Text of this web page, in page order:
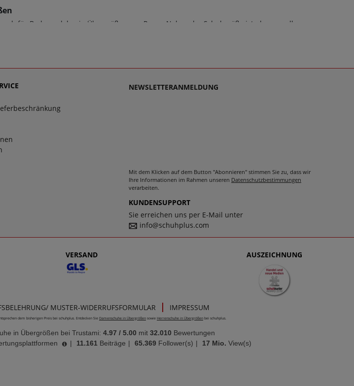
für Badesandalen in Übergrößen von Puma. Neben der Schuhgröße ist aber vor allem
NEWSLETTERANMELDUNG
Mit dem Klicken auf dem Button "Abonnieren" stimmen Sie zu, dass wir
Ihre Informationen im Rahmen unseren Datenschutzbestimmungen
verarbeiten.
KUNDENSUPPORT
Sie erreichen uns per E-Mail unter
info@schuhplus.com
VERSAND AUSZEICHNUNG
MUSTER-WIDERRUFSFORMULAR IMPRESSUM
dem bisherigen Preis bei schuhplus. Entdecken Sie Damenschuhe in Übergrößen sowie Herrenschuhe in Übergrößen bei schuhplus.
in Übergrößen bei Trustami: 4.97 / 5.00 mit 32.010 Bewertungen
| 11.161 Beiträge | 65.369 Follower(s) | 17 Mio. View(s)